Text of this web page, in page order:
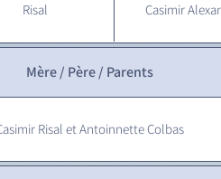
Risal Casimir
Mère / Père / Parents
Risal et Antoinnette Colbas